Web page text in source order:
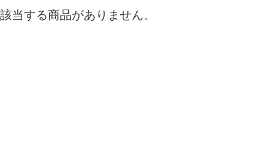
該当する商品がありません。